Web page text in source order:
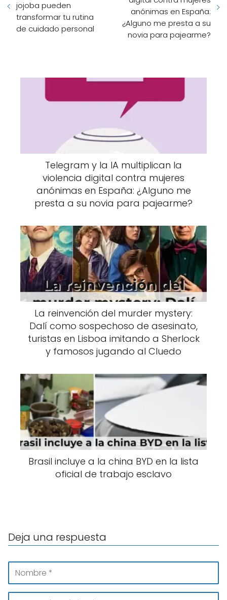
jojoba pueden
transformar tu rutina
de cuidado personal
anónimas en España:
¿Alguno me presta a su
novia para pajearme?
Telegram y la IA multiplican la
violencia digital contra mujeres
anónimas en España: ¿Alguno me
presta a su novia para pajearme?
La reinvención del murder mystery:
Dalí como sospechoso de asesinato,
turistas en Lisboa imitando a Sherlock
y famosos jugando al Cluedo
Brasil incluye a la china BYD en la lista
oficial de trabajo esclavo
Deja una respuesta